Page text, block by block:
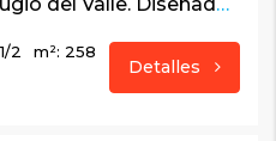
2
m²: 258
Detalles